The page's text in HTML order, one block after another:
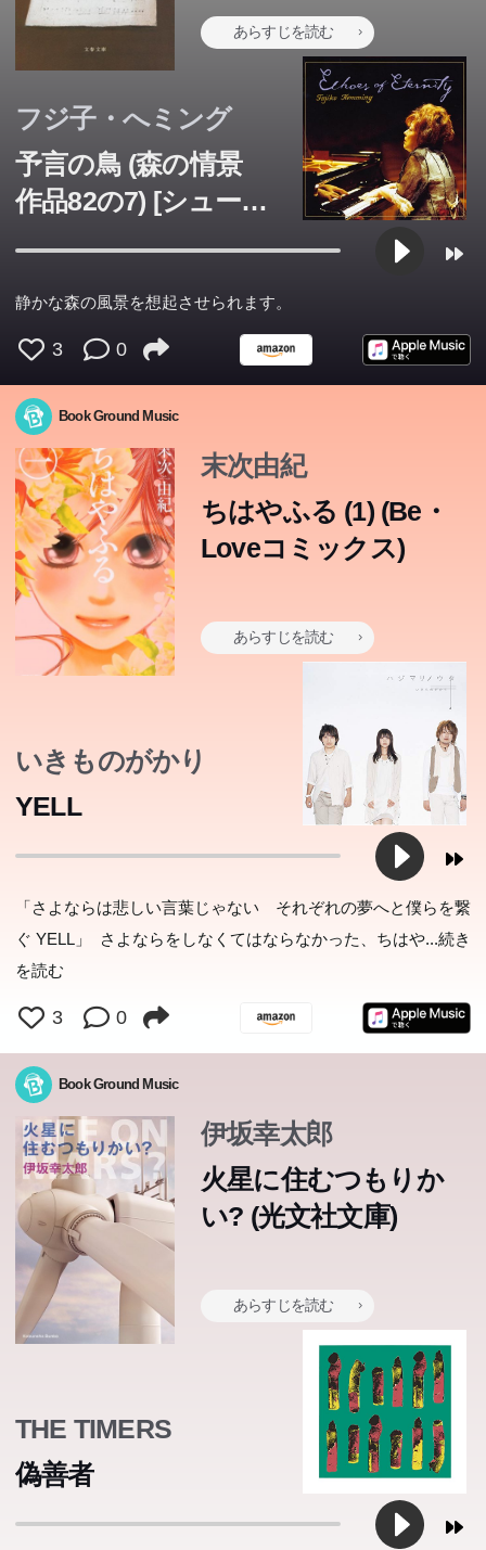
あらすじを読む
フジ子・へミング
予言の鳥 (森の情景
作品82の7) [シューマ
静かな森の風景を想起させられます。
3 0
Book Ground Music
末次由紀
ちはやふる (1) (Be・
Loveコミックス)
あらすじを読む
いきものがかり
YELL
「さよならは悲しい言葉じゃない それぞれの夢へと僕らを繋
ぐ YELL」 さよならをしなくてはならなかった、ちはや...続き
を読む
3 0
Book Ground Music
伊坂幸太郎
火星に住むつもりか
い? (光文社文庫)
あらすじを読む
THE TIMERS
偽善者